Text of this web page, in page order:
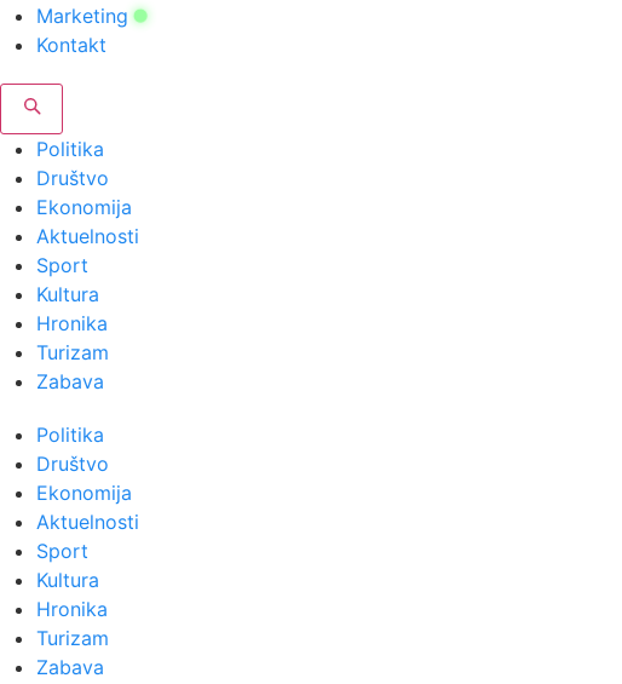
Marketing
Kontakt
Politika
Društvo
Ekonomija
Aktuelnosti
Sport
Kultura
Hronika
Turizam
Zabava
Politika
Društvo
Ekonomija
Aktuelnosti
Sport
Kultura
Hronika
Turizam
Zabava